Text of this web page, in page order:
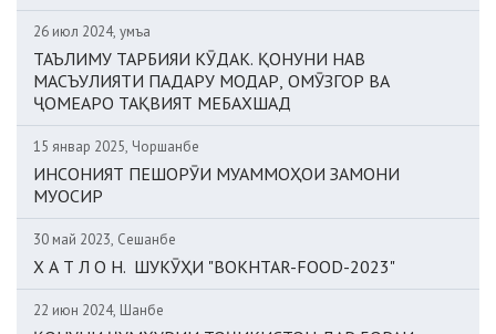
26 июл 2024, Ҷумъа
ТАЪЛИМУ ТАРБИЯИ КӮДАК. ҚОНУНИ НАВ
МАСЪУЛИЯТИ ПАДАРУ МОДАР, ОМӮЗГОР ВА
ҶОМЕАРО ТАҚВИЯТ МЕБАХШАД
15 январ 2025, Чоршанбе
ИНСОНИЯТ ПЕШОРӮИ МУАММОҲОИ ЗАМОНИ
МУОСИР
30 май 2023, Сешанбе
Х А Т Л О Н. ШУКӮҲИ "BOKHTAR-FOOD-2023"
22 июн 2024, Шанбе